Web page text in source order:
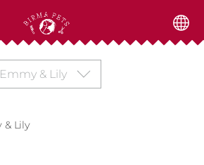
Emmy & Lily
& Lily